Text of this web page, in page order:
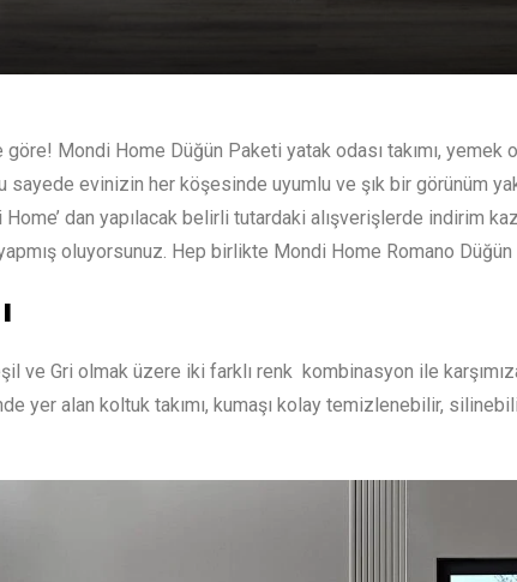
Mondi Home Düğün Paketi yatak odası takımı, yemek
evinizin her köşesinde uyumlu ve şık bir görünüm
dan yapılacak belirli tutardaki alışverişlerde indirim
oluyorsunuz. Hep birlikte Mondi Home Romano Düğün
ve Gri olmak üzere iki farklı renk kombinasyon ile
yer alan koltuk takımı, kumaşı kolay temizlenebilir,